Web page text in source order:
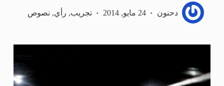
دحنون 24 مايو, 2014 تجريب, رأي, نصوص